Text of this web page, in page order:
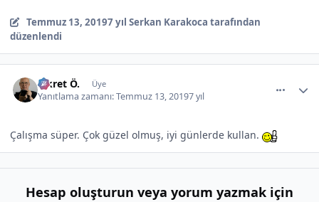
Temmuz 13, 20197 yıl Serkan Karakoca tarafından
düzenlendi
Fikret Ö. Üye
Yanıtlama zamanı:Temmuz 13, 20197 yıl
Çalışma süper. Çok güzel olmuş, iyi günlerde kullan.
Hesap oluşturun veya yorum yazmak için